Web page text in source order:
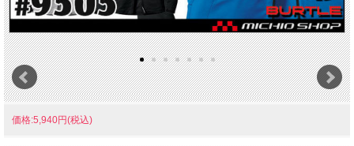
価格:5,940円(税込)